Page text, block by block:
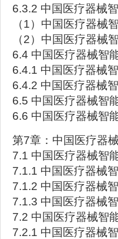
6.3.2 中国医疗器械
（1）中国医疗器械
（2）中国医疗器械
6.4 中国医疗器械智
6.4.1 中国医疗器械
6.4.2 中国医疗器械
6.5 中国医疗器械智
6.6 中国医疗器械智
第7章：中国医疗器
7.1 中国医疗器械智
7.1.1 中国医疗器械
7.1.2 中国医疗器械
7.1.3 中国医疗器械
7.2 中国医疗器械智
7.2.1 中国医疗器械